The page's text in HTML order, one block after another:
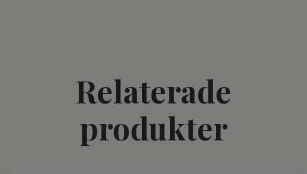
Relaterade
produkter